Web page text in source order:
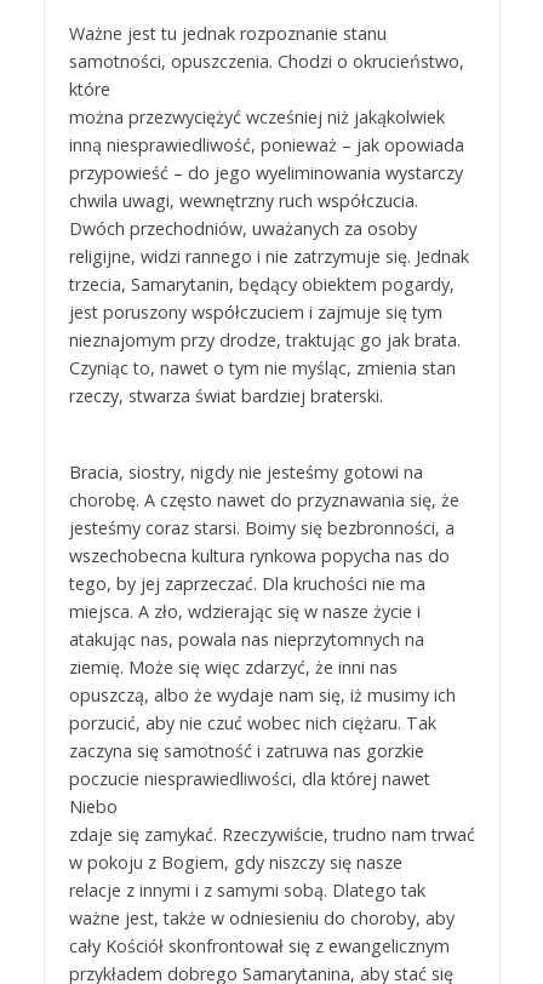
Ważne jest tu jednak rozpoznanie stanu
samotności, opuszczenia. Chodzi o okrucieństwo,
które
można przezwyciężyć wcześniej niż jakąkolwiek
inną niesprawiedliwość, ponieważ – jak opowiada
przypowieść – do jego wyeliminowania wystarczy
chwila uwagi, wewnętrzny ruch współczucia.
Dwóch przechodniów, uważanych za osoby
religijne, widzi rannego i nie zatrzymuje się. Jednak
trzecia, Samarytanin, będący obiektem pogardy,
jest poruszony współczuciem i zajmuje się tym
nieznajomym przy drodze, traktując go jak brata.
Czyniąc to, nawet o tym nie myśląc, zmienia stan
rzeczy, stwarza świat bardziej braterski.
Bracia, siostry, nigdy nie jesteśmy gotowi na
chorobę. A często nawet do przyznawania się, że
jesteśmy coraz starsi. Boimy się bezbronności, a
wszechobecna kultura rynkowa popycha nas do
tego, by jej zaprzeczać. Dla kruchości nie ma
miejsca. A zło, wdzierając się w nasze życie i
atakując nas, powala nas nieprzytomnych na
ziemię. Może się więc zdarzyć, że inni nas
opuszczą, albo że wydaje nam się, iż musimy ich
porzucić, aby nie czuć wobec nich ciężaru. Tak
zaczyna się samotność i zatruwa nas gorzkie
poczucie niesprawiedliwości, dla której nawet
Niebo
zdaje się zamykać. Rzeczywiście, trudno nam trwać
w pokoju z Bogiem, gdy niszczy się nasze
relacje z innymi i z samymi sobą. Dlatego tak
ważne jest, także w odniesieniu do choroby, aby
cały Kościół skonfrontował się z ewangelicznym
przykładem dobrego Samarytanina, aby stać się